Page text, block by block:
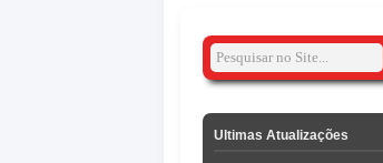
Ultimas Atualizações